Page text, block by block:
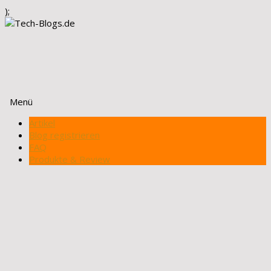
);
Menü
Zum
Inhalt
springen
Artikel
Blog registrieren
FAQ
Produkte & Review